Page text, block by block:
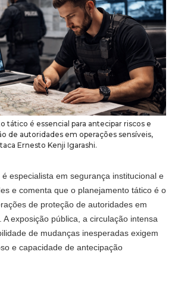
tático é essencial para antecipar riscos e
de autoridades em operações sensíveis,
Ernesto Kenji Igarashi.
especialista em segurança institucional e
e comenta que o planejamento tático é o
de proteção de autoridades em
exposição pública, a circulação intensa
de mudanças inesperadas exigem
e capacidade de antecipação